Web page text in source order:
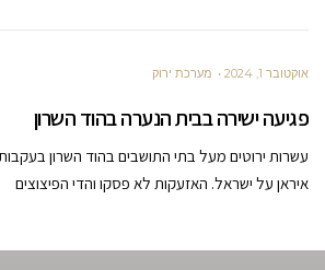
אוקטובר 1, 2024 מערכת ירוק
פגיעה ישירה בבית הנערה בהוד השרון
עשרות ירוטים מעל בתי התושבים בהוד השרון
איראן על ישראל. האזעקות לא פסקו והדי הפיצוצים